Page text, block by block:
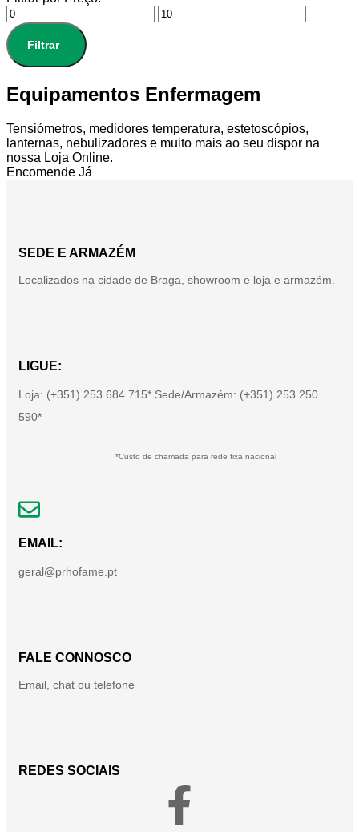
Filtrar
Equipamentos Enfermagem
Tensiómetros, medidores temperatura, estetoscópios,
lanternas, nebulizadores e muito mais ao seu dispor na
nossa Loja Online.
Encomende Já
SEDE E ARMAZÉM
Localizados na cidade de Braga, showroom e loja e armazém.
LIGUE:
Loja: (+351) 253 684 715* Sede/Armazém: (+351) 253 250
590*
*Custo de chamada para rede fixa nacional
EMAIL:
geral@prhofame.pt
FALE CONNOSCO
Email, chat ou telefone
REDES SOCIAIS